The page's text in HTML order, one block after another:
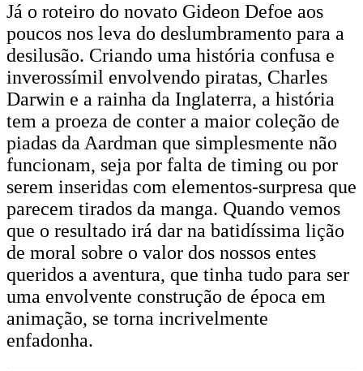
Já o roteiro do novato Gideon Defoe aos
poucos nos leva do deslumbramento para a
desilusão. Criando uma história confusa e
inverossímil envolvendo piratas, Charles
Darwin e a rainha da Inglaterra, a história
tem a proeza de conter a maior coleção de
piadas da Aardman que simplesmente não
funcionam, seja por falta de timing ou por
serem inseridas com elementos-surpresa que
parecem tirados da manga. Quando vemos
que o resultado irá dar na batidíssima lição
de moral sobre o valor dos nossos entes
queridos a aventura, que tinha tudo para ser
uma envolvente construção de época em
animação, se torna incrivelmente
enfadonha.